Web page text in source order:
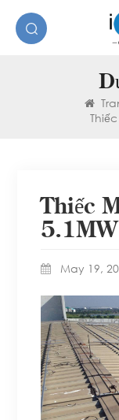
Thiếc
5.1MW
May 19,